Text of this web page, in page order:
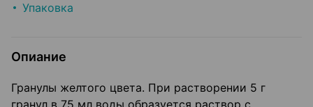
Упаковка
Опиание
Гранулы желтого цвета. При растворении 5 г